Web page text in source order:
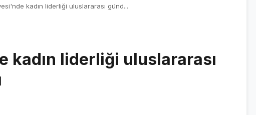
ECZANELER
VİDEO GALERİ
kadın liderliği uluslararası günd...
kadın liderliği uluslararası